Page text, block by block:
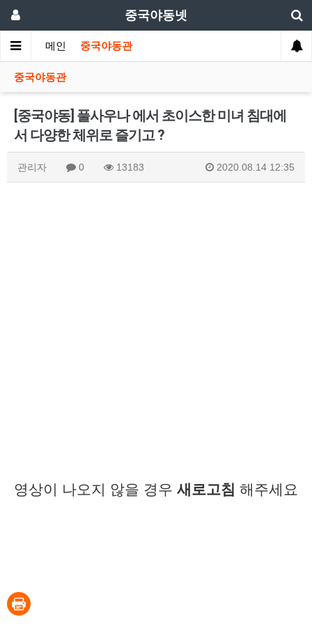
중국야동넷
메인 중국야동관
중국야동관
[중국야동] 풀사우나 에서 초이스한 미녀 침대에
서 다양한 체위로 즐기고 ?
관리자 0 13183 2020.08.14 12:35
영상이 나오지 않을 경우 새로고침 해주세요